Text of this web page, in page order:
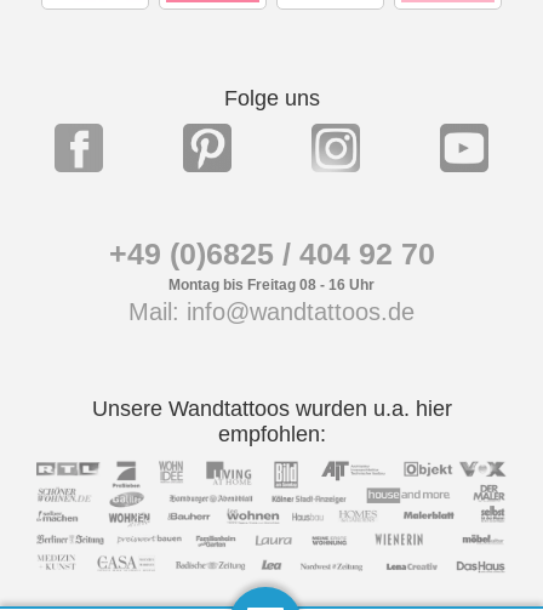
Folge uns
+49 (0)6825 / 404 92 70
Montag bis Freitag 08 - 16 Uhr
Mail: info@wandtattoos.de
Unsere Wandtattoos wurden u.a. hier
empfohlen: